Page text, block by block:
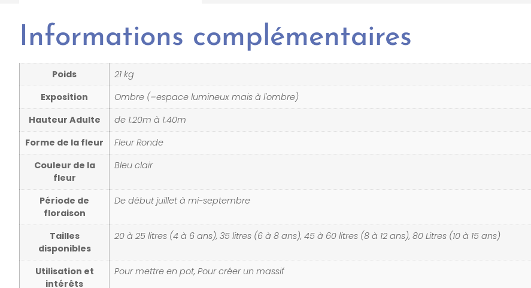
Informations complémentaires
Poids
21 kg
Exposition
Ombre (=espace lumineux mais à l'ombre)
Hauteur Adulte
de 1.20m à 1.40m
Forme de la fleur
Fleur Ronde
Couleur de la
fleur
Bleu clair
Période de
floraison
De début juillet à mi-septembre
Tailles
disponibles
20 à 25 litres (4 à 6 ans), 35 litres (6 à 8 ans), 45 à 60 litres (8 à 12 ans), 80 Litres (10 à 15 ans)
Utilisation et
intérêts
Pour mettre en pot, Pour créer un massif